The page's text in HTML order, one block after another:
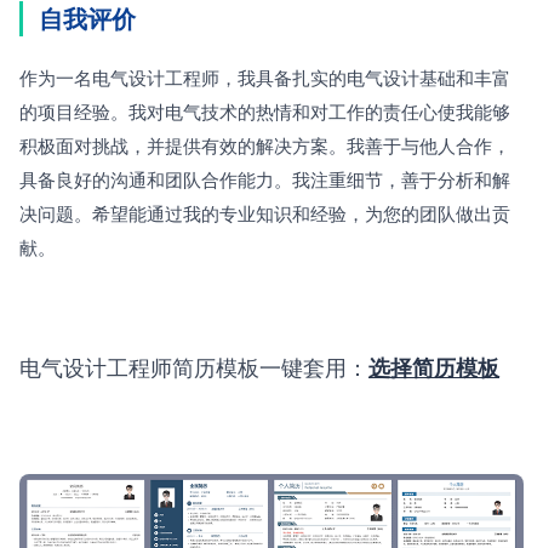
自我评价
作为一名电气设计工程师，我具备扎实的电气设计基础和丰富
的项目经验。我对电气技术的热情和对工作的责任心使我能够
积极面对挑战，并提供有效的解决方案。我善于与他人合作，
具备良好的沟通和团队合作能力。我注重细节，善于分析和解
决问题。希望能通过我的专业知识和经验，为您的团队做出贡
献。
电气设计工程师简历模板一键套用： 选择简历模板